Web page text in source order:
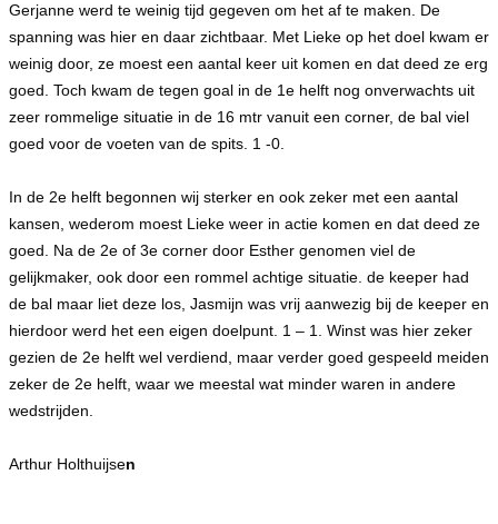
Gerjanne werd te weinig tijd gegeven om het af te maken. De
spanning was hier en daar zichtbaar. Met Lieke op het doel kwam er
weinig door, ze moest een aantal keer uit komen en dat deed ze erg
goed. Toch kwam de tegen goal in de 1e helft nog onverwachts uit
zeer rommelige situatie in de 16 mtr vanuit een corner, de bal viel
goed voor de voeten van de spits. 1 -0.
In de 2e helft begonnen wij sterker en ook zeker met een aantal
kansen, wederom moest Lieke weer in actie komen en dat deed ze
goed. Na de 2e of 3e corner door Esther genomen viel de
gelijkmaker, ook door een rommel achtige situatie. de keeper had
de bal maar liet deze los, Jasmijn was vrij aanwezig bij de keeper en
hierdoor werd het een eigen doelpunt. 1 – 1. Winst was hier zeker
gezien de 2e helft wel verdiend, maar verder goed gespeeld meiden
zeker de 2e helft, waar we meestal wat minder waren in andere
wedstrijden.
Arthur Holthuijsen